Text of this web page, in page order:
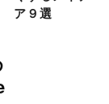
ア９選